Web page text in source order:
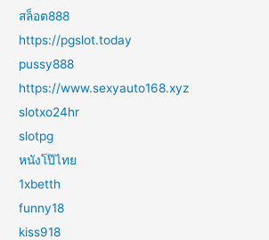
สล็อต888
https://pgslot.today
pussy888
https://www.sexyauto168.xyz
slotxo24hr
slotpg
หนังโป๊ไทย
1xbetth
funny18
kiss918